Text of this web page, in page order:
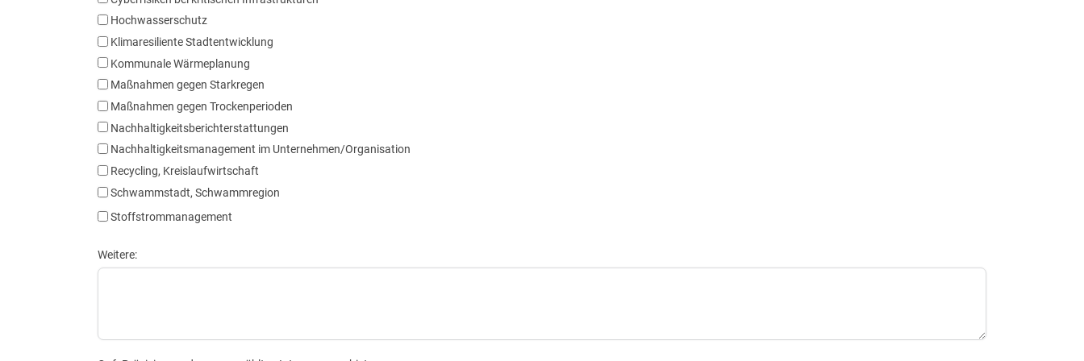
Hochwasserschutz
Klimaresiliente Stadtentwicklung
Kommunale Wärmeplanung
Maßnahmen gegen Starkregen
Maßnahmen gegen Trockenperioden
Nachhaltigkeitsberichterstattungen
Nachhaltigkeitsmanagement im Unternehmen/Organisation
Recycling, Kreislaufwirtschaft
Schwammstadt, Schwammregion
Stoffstrommanagement
Weitere: